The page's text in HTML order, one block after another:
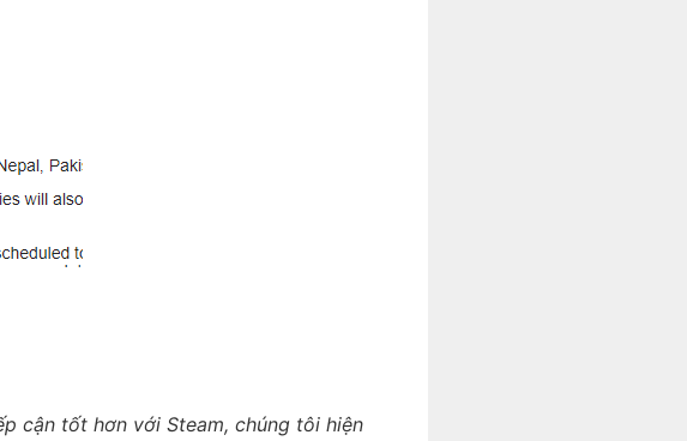
cận tốt hơn với Steam, chúng tôi hiện